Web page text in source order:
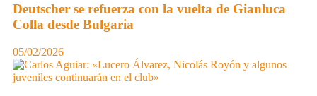
Deutscher se refuerza con la vuelta de Gianluca
Colla desde Bulgaria
05/02/2026